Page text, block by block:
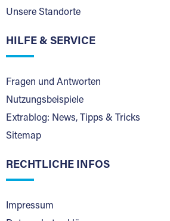
Unsere Standorte
HILFE & SERVICE
Fragen und Antworten
Nutzungsbeispiele
Extrablog: News, Tipps & Tricks
Sitemap
RECHTLICHE INFOS
Impressum